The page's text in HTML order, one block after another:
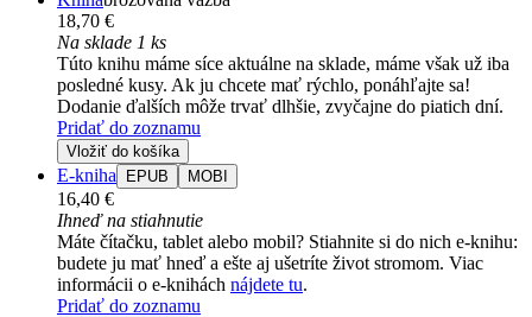
18,70 €
Na sklade 1 ks
Túto knihu máme síce aktuálne na sklade, máme však už iba
posledné kusy. Ak ju chcete mať rýchlo, ponáhľajte sa!
Dodanie ďalších môže trvať dlhšie, zvyčajne do piatich dní.
Pridať do zoznamu
Vložiť do košíka
E-kniha EPUB MOBI
16,40 €
Ihneď na stiahnutie
Máte čítačku, tablet alebo mobil? Stiahnite si do nich e-knihu:
budete ju mať hneď a ešte aj ušetríte život stromom. Viac
informácii o e-knihách nájdete tu.
Pridať do zoznamu